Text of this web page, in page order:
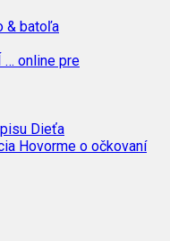
& batoľa
… online pre
Dieťa
Hovorme o očkovaní